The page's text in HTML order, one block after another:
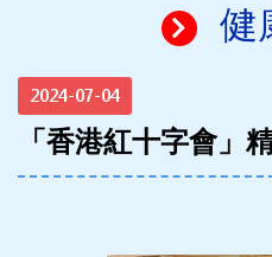
健
2024-07-04
「香港紅十字會」